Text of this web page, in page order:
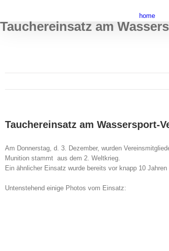
content
home
Tauchereinsatz am
Tauchereinsatz am Wassersport-
Am Donnerstag, d. 3. Dezember, wurden
Munition stammt aus dem 2. Weltkrieg.
Ein ähnlicher Einsatz wurde bereits vor knapp 10
Untenstehend einige Photos vom Einsatz: